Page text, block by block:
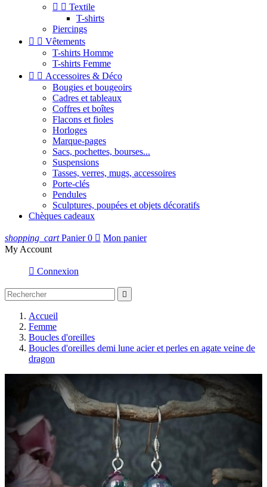
  Textile
T-shirts
Piercings
  Vêtements
T-shirts Homme
T-shirts Femme
  Accessoires & Déco
Bougies et bougeoirs
Cadres et tableaux
Coffres et boîtes
Flacons et fioles
Horloges
Marque-pages
Sacs, pochettes, bourses...
Suspensions
Tasses, verres, mugs, accessoires
Porte-clés
Pendules
Sculptures, poupées et objets décoratifs
Chèques cadeaux
shopping_cart Panier 0  Mon panier
My Account
 Connexion

Accueil
Femme
Boucles d'oreilles
Boucles d'oreilles demi lune acier et perles en agate veine de
dragon